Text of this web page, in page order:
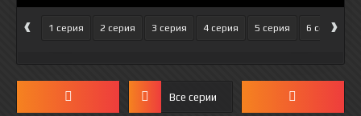
‹ 1 серия 2 серия 3 серия 4 серия 5 серия 6 серия
›
Все серии